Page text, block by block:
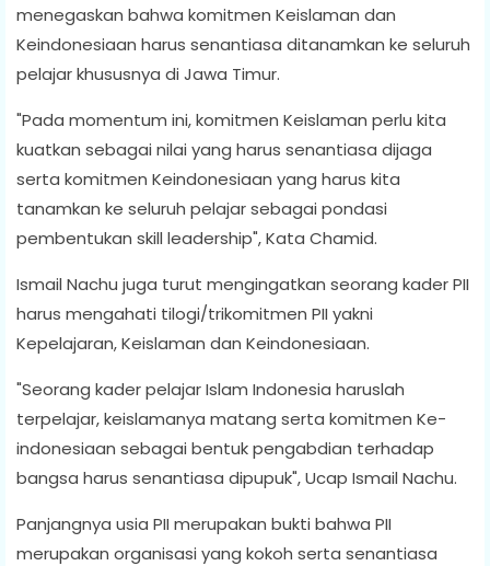
menegaskan bahwa komitmen Keislaman dan
Keindonesiaan harus senantiasa ditanamkan ke seluruh
pelajar khususnya di Jawa Timur.
"Pada momentum ini, komitmen Keislaman perlu kita
kuatkan sebagai nilai yang harus senantiasa dijaga
serta komitmen Keindonesiaan yang harus kita
tanamkan ke seluruh pelajar sebagai pondasi
pembentukan skill leadership", Kata Chamid.
Ismail Nachu juga turut mengingatkan seorang kader PII
harus mengahati tilogi/trikomitmen PII yakni
Kepelajaran, Keislaman dan Keindonesiaan.
"Seorang kader pelajar Islam Indonesia haruslah
terpelajar, keislamanya matang serta komitmen Ke-
indonesiaan sebagai bentuk pengabdian terhadap
bangsa harus senantiasa dipupuk", Ucap Ismail Nachu.
Panjangnya usia PII merupakan bukti bahwa PII
merupakan organisasi yang kokoh serta senantiasa